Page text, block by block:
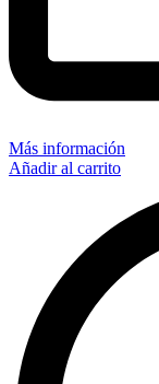
Más información
Añadir al carrito